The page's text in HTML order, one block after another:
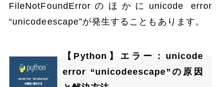
FileNotFoundErrorのほかにunicode error
“unicodeescape”が発生することもあります。
【Python】エラー：unicode
error “unicodeescape”の原因